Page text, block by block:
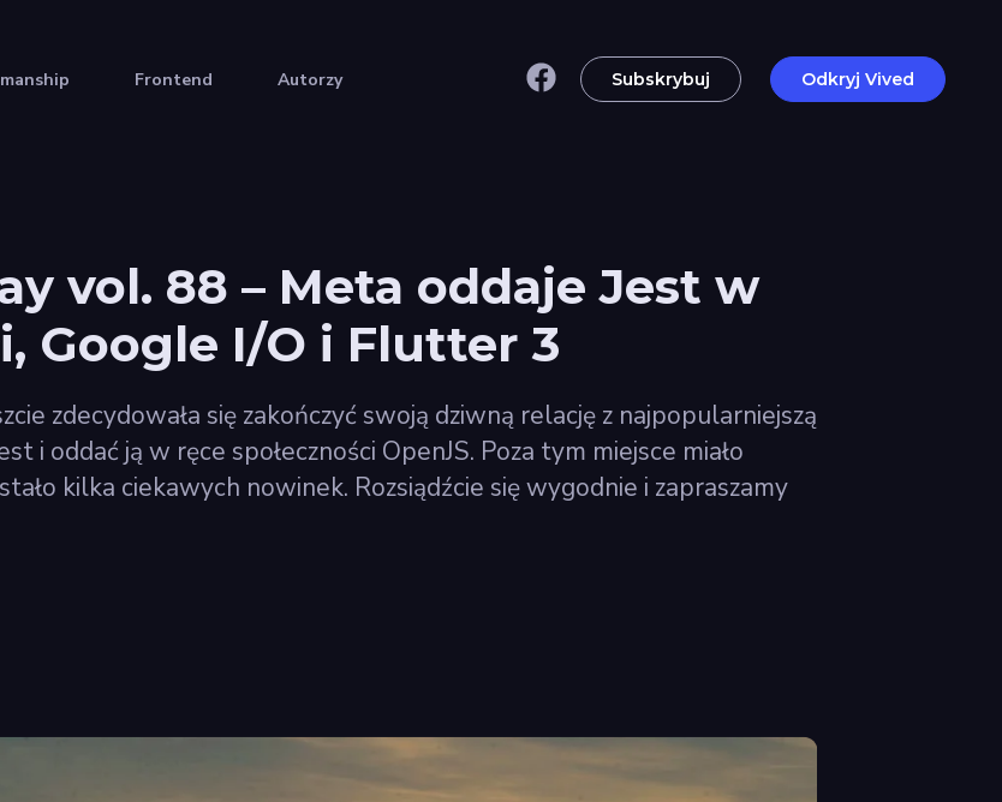
Frontend Autorzy Subskrybuj Odkryj Vived
vol. 88 – Meta oddaje Jest w
Google I/O i Flutter 3
zdecydowała się zakończyć swoją dziwną relację z najpopularniejszą
i oddać ją w ręce społeczności OpenJS. Poza tym miejsce miało
kilka ciekawych nowinek. Rozsiądźcie się wygodnie i zapraszamy